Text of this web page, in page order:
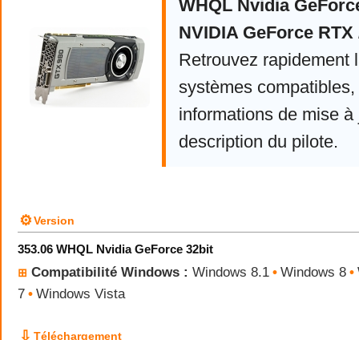
WHQL Nvidia
NVIDIA GeForce
Retrouvez rapidement
systèmes compatibles,
informations de mise à
description du pilote.
⚙Version
353.06 WHQL Nvidia GeForce 32bit
⊞ Compatibilité Windows : Windows 8.1 • Windows 8 •
7 • Windows Vista
⇩ Téléchargement